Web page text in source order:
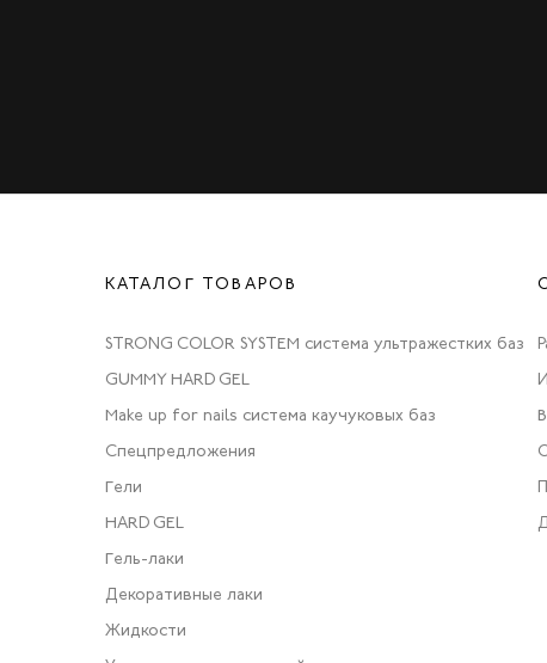
КАТАЛОГ ТОВАРОВ
STRONG COLOR SYSTEM система ультражестких баз
GUMMY HARD GEL
Make up for nails система каучуковых баз
Спецпредложения
Гели
HARD GEL
Гель-лаки
Декоративные лаки
Жидкости